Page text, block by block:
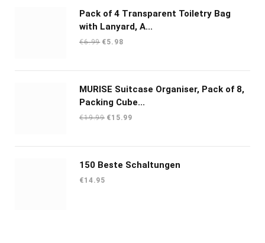
Pack of 4 Transparent Toiletry Bag
with Lanyard, A...
€6.99 Oorspronkelijke
€5.98Huidige
MURISE Suitcase Organiser, Pack of 8,
Packing Cube...
€19.99 Oorspronkelijke
€15.99
150 Beste Schaltungen
€14.95